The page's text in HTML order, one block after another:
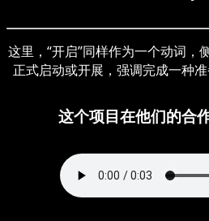
这里，“开启”同样作为一个动词，
正式启动或开展，强调完成一种准
这个项目在他们的合